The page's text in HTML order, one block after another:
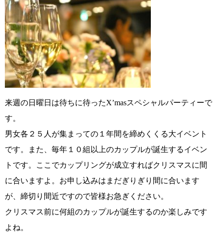
来週の日曜日は待ちに待ったX’masスペシャルパーティーで
す。
男女各２５人が集まっての１年間を締めくくる大イベント
です。また、毎年１０組以上のカップルが誕生するイベン
トです。ここでカップリングが成立すればクリスマスに間
に合いますよ。お申し込みはまだぎりぎり間に合います
が、締切り間近ですので皆様お急ぎください。
クリスマス前に何組のカップルが誕生するのか楽しみです
よね。